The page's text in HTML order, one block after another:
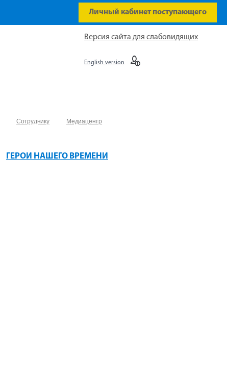
Личный кабинет поступающего
Сотруднику
Медиацентр
ГЕРОИ НАШЕГО ВРЕМЕНИ
Версия сайта для слабовидящих
English version